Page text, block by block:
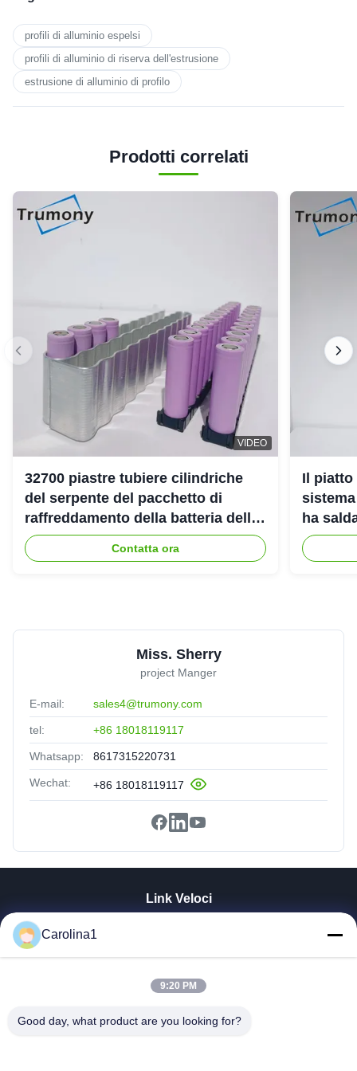
profili di alluminio espelsi
profili di alluminio di riserva dell'estrusione
estrusione di alluminio di profilo
Prodotti correlati
VIDEO
32700 piastre tubiere cilindriche
del serpente del pacchetto di
raffreddamento della batteria delle
cellule per il veicolo di corsa
elettrico
Contatta ora
Il piatto
ha
Miss. Sherry
project Manger
E-mail: sales4@trumony.com
tel: +86 18018119117
Whatsapp: 8617315220731
Wechat: +86 18018119117
Link Veloci
Circa Noi
Controllo Di Qualità
Carolina1
9:20 PM
Good day, what product are you looking for?